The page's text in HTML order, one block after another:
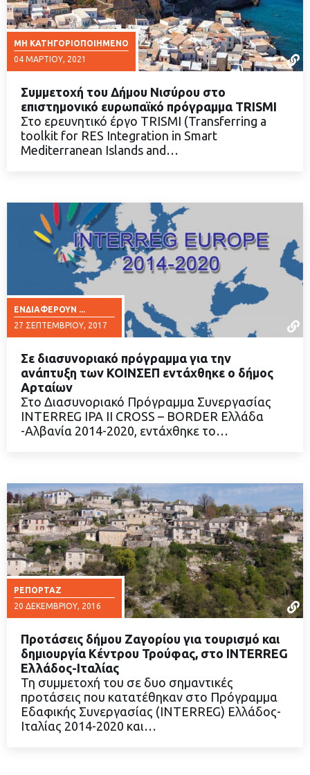
ΜΗ ΚΑΤΗΓΟΡΙΟΠΟΙΗΜΈΝΟ
04 ΜΑΡΤΊΟΥ, 2021
ΔΙΑΒΑΣΤΕ ΠΕΡΙΣΣΟΤΕΡΑ
Συμμετοχή του Δήμου Νισύρου στο
επιστημονικό ευρωπαϊκό πρόγραμμα TRISMI
Στο ερευνητικό έργο TRISMI (Transferring a
toolkit for RES Integration in Smart
Mediterranean Islands and…
ΕΝΔΙΑΦΈΡΟΥΝ ...
27 ΣΕΠΤΕΜΒΡΊΟΥ, 2017
ΔΙΑΒΑΣΤΕ ΠΕΡΙΣΣΟΤΕΡΑ
Σε διασυνοριακό πρόγραμμα για την
ανάπτυξη των ΚΟΙΝΣΕΠ εντάχθηκε ο δήμος
Αρταίων
Στo Διασυνοριακό Πρόγραμμα Συνεργασίας
INTERREG IPA II CROSS – BORDER Ελλάδα
-Αλβανία 2014-2020, εντάχθηκε το…
ΡΕΠΟΡΤΆΖ
20 ΔΕΚΕΜΒΡΊΟΥ, 2016
ΔΙΑΒΑΣΤΕ ΠΕΡΙΣΣΟΤΕΡΑ
Προτάσεις δήμου Ζαγορίου για τουρισμό και
δημιουργία Κέντρου Τρούφας, στο INTERREG
Ελλάδος-Ιταλίας
Τη συμμετοχή του σε δυο σημαντικές
προτάσεις που κατατέθηκαν στο Πρόγραμμα
Εδαφικής Συνεργασίας (INTERREG) Ελλάδος-
Ιταλίας 2014-2020 και…